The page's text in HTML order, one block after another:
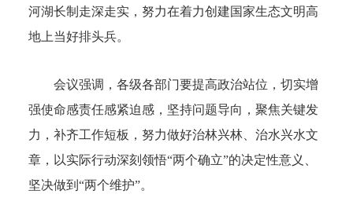
河湖长制走深走实，努力在着力创建国家生态文明高
地上当好排头兵。
会议强调，各级各部门要提高政治站位，切实增
强使命感责任感紧迫感，坚持问题导向，聚焦关键发
力，补齐工作短板，努力做好治林兴林、治水兴水文
章，以实际行动深刻领悟“两个确立”的决定性意义、
坚决做到“两个维护”。